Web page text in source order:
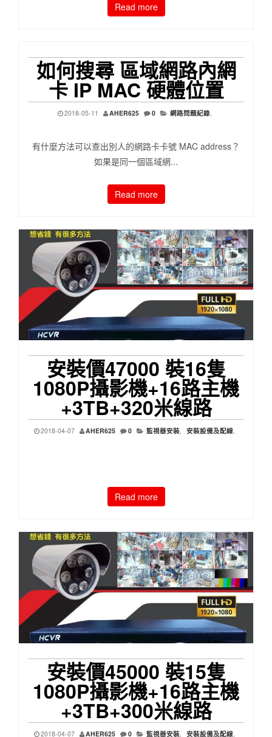
Read more
如何搜尋 區域網路內網
卡 IP MAC 硬體位置
2018-05-11 AHER625 0 網路問題紀錄,
有什麼方法可以查出別人的網路卡卡號 MAC address？
如果是同一個區域網...
Read more
安裝價47000 裝16隻
1080P攝影機+16路主機
+3TB+320米線路
2018-04-07 AHER625 0 監視器安裝, 安裝設備及配線,
Read more
安裝價45000 裝15隻
1080P攝影機+16路主機
+3TB+300米線路
2018-04-07 AHER625 0 監視器安裝 安裝設備及配線